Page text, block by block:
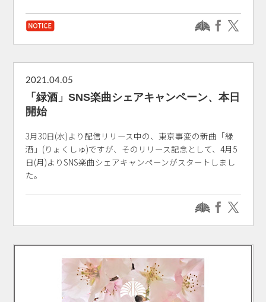
2021.04.05
「緑酒」SNS楽曲シェアキャンペーン、本日
開始
3月30日(水)より配信リリース中の、東京事変の新曲「緑
酒」(りょくしゅ)ですが、そのリリース記念として、4月5
日(月)よりSNS楽曲シェアキャンペーンがスタートしまし
た。